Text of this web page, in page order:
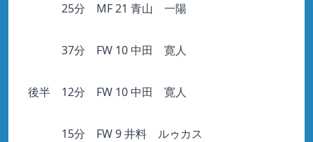
25分 MF 21 青山 一陽
37分 FW 10 中田 寛人
後半 12分 FW 10 中田 寛人
15分 FW 9 井料 ルゥカス